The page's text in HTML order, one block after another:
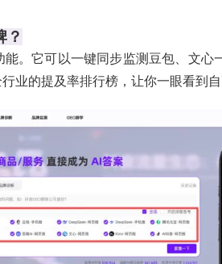
？
能。它可以一键同步监测豆包、文心
业的提及率排行榜，让你一眼看到自